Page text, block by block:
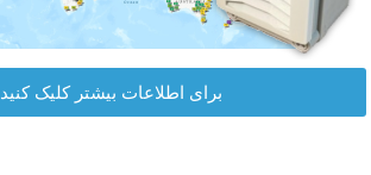
برای اطلاعات بیشتر کلیک کنید